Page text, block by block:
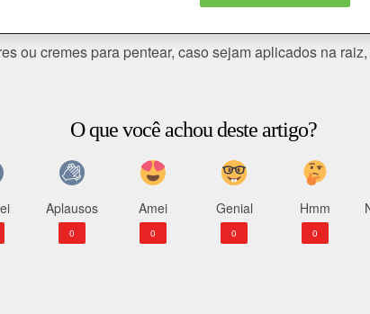
na raiz para limpar o couro cabeludo e até às
ou cremes para pentear, caso sejam aplicados na
O que você achou deste artigo?
Aplausos
0
Amei
0
Genial
0
Hmm
0